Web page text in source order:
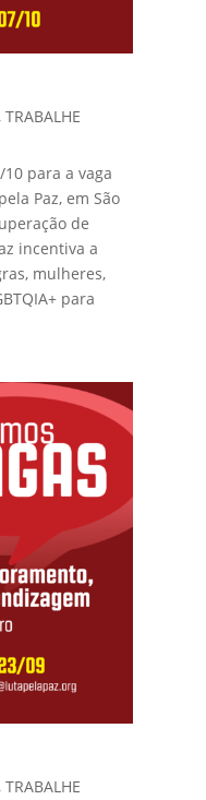
,TRABALHE
para a vaga
Paz, em São
de
incentiva a
mulheres,
para
TRABALHE